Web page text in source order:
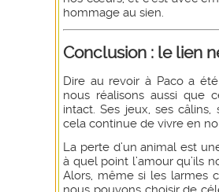
hommage au sien.
Conclusion : le lien
Dire au revoir à Paco a
nous réalisons aussi que
intact. Ses jeux, ses
cela continue de vivre en
La perte d’un animal est
à quel point l’amour qu’ils
Alors, même si les larmes